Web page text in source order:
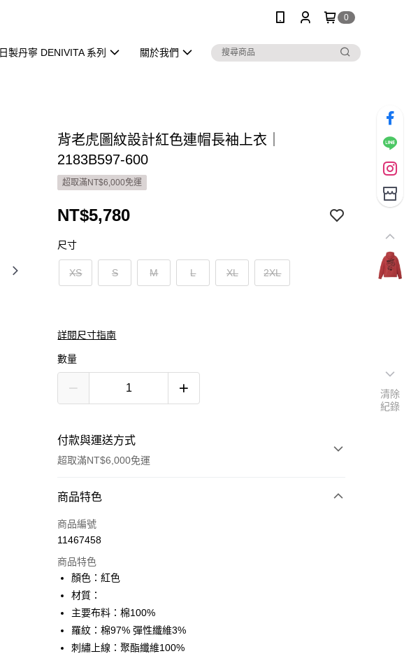
0
日製丹寧 DENIVITA 系列 關於我們
背老虎圖紋設計紅色連帽長袖上衣｜
2183B597-600
超取滿NT$6,000免運
NT$5,780
尺寸
XS S M L XL 2XL
詳閱尺寸指南
數量
付款與運送方式
超取滿NT$6,000免運
付款方式
信用卡一次付款
LINE Pay
Apple Pay
ATM付款
商品特色
商品編號
11467458
商品特色
顏色：紅色
材質：
主要布料：棉100%
羅紋：棉97% 彈性纖維3%
刺繡上線：聚酯纖維100%
清除
紀錄